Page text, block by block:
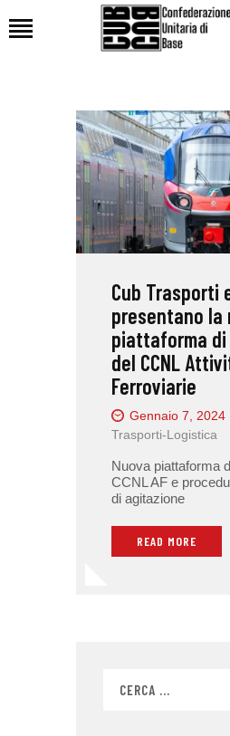
HOME
CHI SIAMO
SEDI
NEWS
PODCAST CUB
INTERNAZIONALE
RASSEGNA STAMPA
Cub Trasporti
presentano la
piattaforma
del CCNL
Ferroviarie
Gennaio 7, 2024
Trasporti-Logistica
Nuova piattaforma
CCNL AF e
di agitazione
READ MORE